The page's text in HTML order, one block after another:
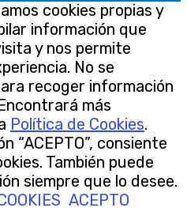
cookies propias y
información que
y nos permite
No se
recoger información
más
Política de Cookies.
“ACEPTO”, consiente
También puede
siempre que lo desee.
ACEPTO